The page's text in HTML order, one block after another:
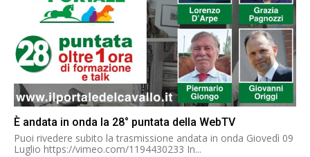
È andata in onda la 28° puntata della WebTV
Puoi rivedere subito la trasmissione andata in onda Giovedì 09
Luglio https://vimeo.com/1194430233 In...